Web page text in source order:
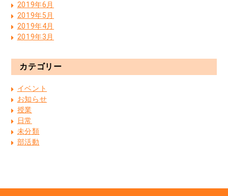
2019年6月
2019年5月
2019年4月
2019年3月
カテゴリー
イベント
お知らせ
授業
日常
未分類
部活動